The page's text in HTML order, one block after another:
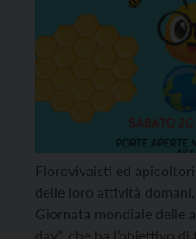
Florovivaisti ed
delle loro attività
Giornata mondiale delle
day”, che ha l’obiettivo